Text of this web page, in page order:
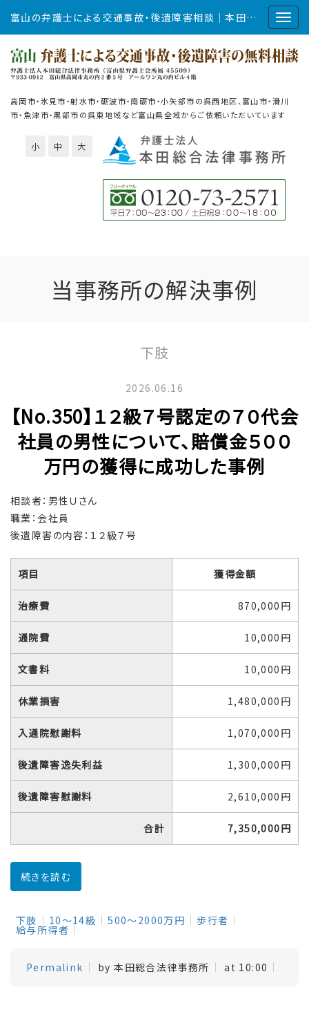
富山の弁護士による交通事故・後遺障害相談｜本田総合法律事務所
高岡市・氷見市・射水市・砺波市・南砺市・小矢部市の呉西地区、富山市・滑川
市・魚津市・黒部市の呉東地域など富山県全域からご依頼いただいています
小 中 大
当事務所の解決事例
下肢
2026.06.16
【No.350】１２級７号認定の７０代会
社員の男性について、賠償金５００
万円の獲得に成功した事例
相談者：男性Ｕさん
職業：会社員
後遺障害の内容：１２級７号
項目 獲得金額
治療費 870,000円
通院費 10,000円
文書料 10,000円
休業損害 1,480,000円
入通院慰謝料 1,070,000円
後遺障害逸失利益 1,300,000円
後遺障害慰謝料 2,610,000円
合計 7,350,000円
続きを読む
下肢 10～14級 500～2000万円 歩行者
給与所得者
Permalink by 本田総合法律事務所 at 10:00